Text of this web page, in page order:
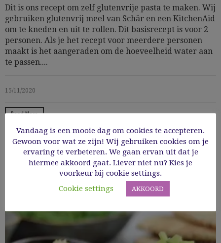
Dit is ons recept om zelf glutenvrije pasta te maken. Wij
gebruiken glutenvrij meel van Schär en een KitchenAid
om te kneden en uit te rollen. Dit basisrecept is voor 2
personen. Als je het recept voor meerdere personen
maakt is het aangeraden om de hoeveelheid water aan
te passen....
15/11/2020
Read More
Vandaag is een mooie dag om cookies te accepteren.
Gewoon voor wat ze zijn! Wij gebruiken cookies om je
ervaring te verbeteren. We gaan ervan uit dat je
hiermee akkoord gaat. Liever niet nu? Kies je
voorkeur bij cookie settings.
Cookie settings
AKKOORD